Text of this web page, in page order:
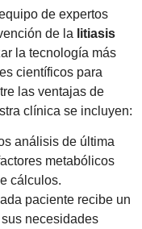
de expertos
de la litiasis
la tecnología más
científicos para
las ventajas de
clínica se incluyen:
análisis de última
metabólicos
cálculos.
paciente recibe un
necesidades